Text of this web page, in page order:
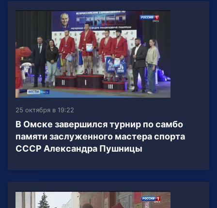
25 октября в 19:22
В Омске завершился турнир по самбо
памяти заслуженного мастера спорта
СССР Александра Пушницы